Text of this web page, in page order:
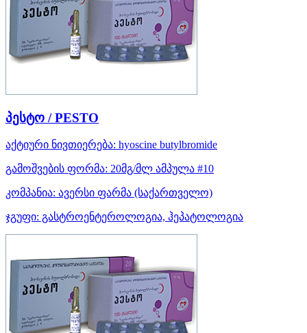
პესტო / PESTO
აქტიური ნივთიერება: hyoscine butylbromide
გამოშვების ფორმა: 20მგ/მლ ამპულა #10
კომპანია: ავერსი ფარმა (საქართველო)
ჯგუფი: გასტროენტეროლოგია, ჰეპატოლოგია